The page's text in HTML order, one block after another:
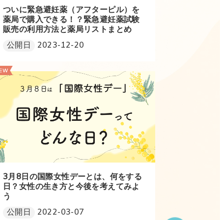
ついに緊急避妊薬（アフターピル）を
薬局で購入できる！？緊急避妊薬試験
販売の利用方法と薬局リストまとめ
公開日
2023-12-20
3月8日の国際女性デーとは、何をする
日？女性の生き方と今後を考えてみよ
う
公開日
2022-03-07